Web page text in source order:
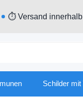
⏱ Versand
Schilder